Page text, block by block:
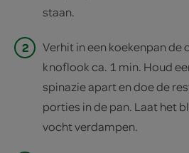
staan.
2
Verhit in een koekenpan
knoflook ca. 1 min. Houd
spinazie apart en doe de
porties in de pan. Laat het
vocht verdampen.